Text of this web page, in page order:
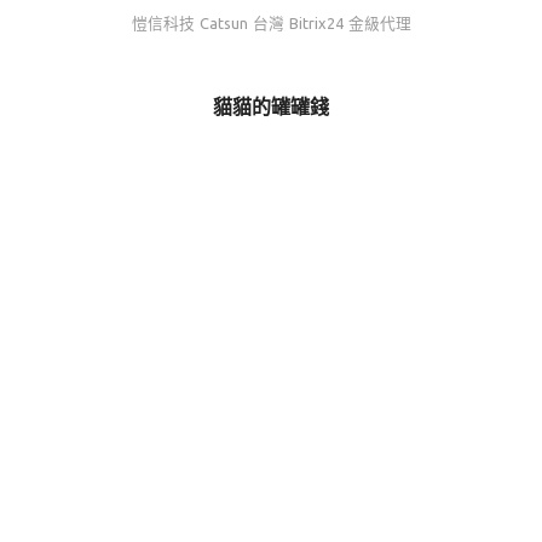
愷信科技 Catsun 台灣 Bitrix24 金級代理
貓貓的罐罐錢